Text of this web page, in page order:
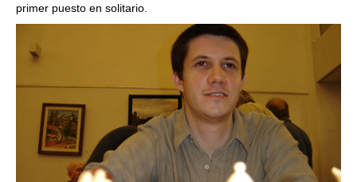
primer puesto en solitario.